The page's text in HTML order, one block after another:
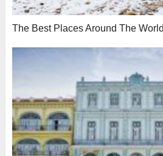
The Best Places Around The